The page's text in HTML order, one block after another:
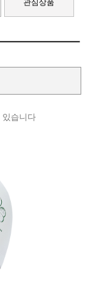
관심상품
있습니다